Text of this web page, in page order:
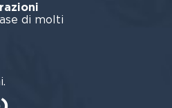
di molti